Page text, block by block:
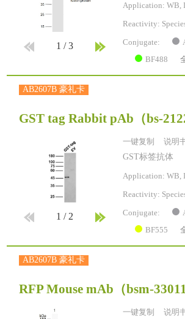
1 /3
Application: WB,
Reactivity:
Conjugate:
BF488
AB2607B 豪礼卡
GST tag Rabbit pAb （bs-
1 /2
一键复制 说明
GST标签抗体
Application: WB,
Reactivity:
Conjugate:
BF555
AB2607B 豪礼卡
RFP Mouse mAb （bsm-
一键复制 说明